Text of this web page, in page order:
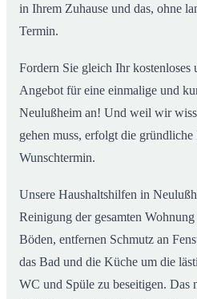
in Ihrem Zuhause und das, ohne
Termin.
Fordern Sie gleich Ihr kostenloses
Angebot für eine einmalige und
Neulußheim an! Und weil wir
gehen muss, erfolgt die
Wunschtermin.
Unsere Haushaltshilfen in
Reinigung der gesamten
Böden, entfernen Schmutz an
das Bad und die Küche um die
WC und Spüle zu beseitigen. Das